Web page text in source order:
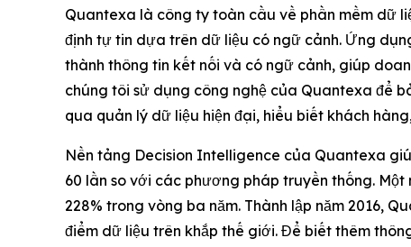
Quantexa là công ty toàn cầu về phần mềm dữ
định tự tin dựa trên dữ liệu có ngữ cảnh. Ứng
thành thông tin kết nối và có ngữ cảnh, giúp
chúng tôi sử dụng công nghệ của Quantexa để
qua quản lý dữ liệu hiện đại, hiểu biết khách
Nền tảng Decision Intelligence của Quantexa
60 lần so với các phương pháp truyền thống.
228% trong vòng ba năm. Thành lập năm 2016,
điểm dữ liệu trên khắp thế giới. Để biết thêm